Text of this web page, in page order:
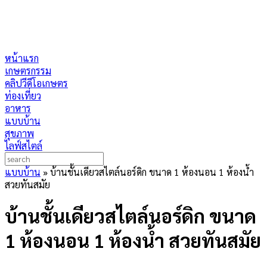
หน้าแรก
เกษตรกรรม
คลิปวีดีโอเกษตร
ท่องเที่ยว
อาหาร
แบบบ้าน
สุขภาพ
ไลฟ์สไตล์
แบบบ้าน »บ้านชั้นเดียวสไตล์นอร์ดิก ขนาด 1 ห้องนอน 1 ห้องน้ำ
สวยทันสมัย
บ้านชั้นเดียวสไตล์นอร์ดิก ขนาด
1 ห้องนอน 1 ห้องน้ำ สวยทันสมัย